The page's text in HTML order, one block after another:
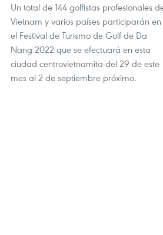
Un total de 144 golfistas profesionales
Vietnam y varios países participarán en
el Festival de Turismo de Golf de Da
Nang 2022 que se efectuará en esta
ciudad centrovietnamita del 29 de este
mes al 2 de septiembre próximo.